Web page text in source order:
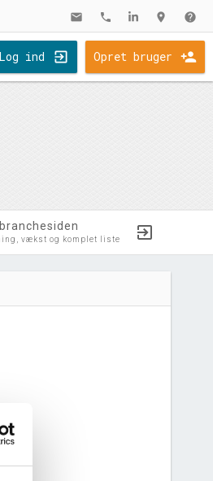
mail phone location_on help
Log ind Opret bruger
vækst og komplet liste